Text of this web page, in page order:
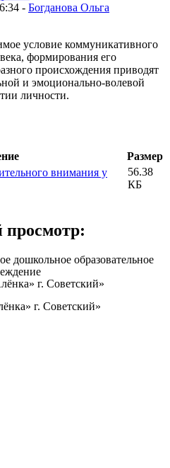
- Богданова Ольга
условие коммуникативного
формирования его
происхождения приводят
и эмоционально-волевой
личности.
Размер
внимания у
56.38
КБ
дошкольное образовательное
г. Советский»
г. Советский»